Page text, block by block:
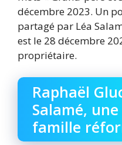
décembre 2023. Un
partagé par Léa
est le 28 décembre
propriétaire.
Raphaël
Salamé,
famille